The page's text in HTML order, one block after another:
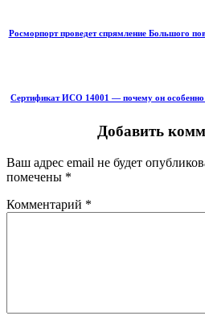
Росморпорт проведет спрямление Большого
Сертификат ИСО 14001 — почему он особенно
Добавить
Ваш адрес email не будет
помечены *
Комментарий *